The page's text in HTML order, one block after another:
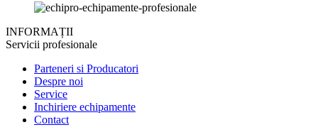
INFORMAȚII
Servicii profesionale
Parteneri si Producatori
Despre noi
Service
Inchiriere echipamente
Contact